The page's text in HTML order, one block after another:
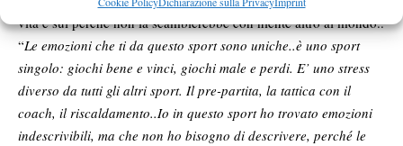
vita e sul perché non la scambierebbe con niente altro al mondo..
“Le emozioni che ti da questo sport sono uniche..è uno sport
singolo: giochi bene e vinci, giochi male e perdi. E’ uno stress
diverso da tutti gli altri sport. Il pre-partita, la tattica con il
coach, il riscaldamento..Io in questo sport ho trovato emozioni
indescrivibili, ma che non ho bisogno di descrivere, perché le